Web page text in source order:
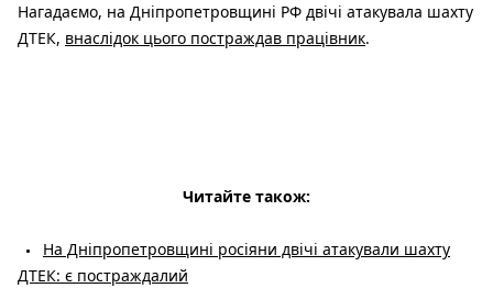
Нагадаємо, на Дніпропетровщині РФ двічі атакувала шахту
ДТЕК, внаслідок цього постраждав працівник.
Читайте також:
На Дніпропетровщині росіяни двічі атакували шахту
ДТЕК: є постраждалий